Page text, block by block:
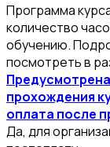
Программа
количество
обучению.
посмотреть в
прохождения
оплата после
Да, для